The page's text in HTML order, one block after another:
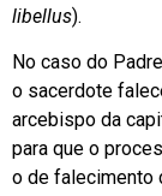
libellus).
No caso do
o sacerdote
arcebispo da
para que o
o de falecimento